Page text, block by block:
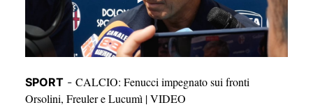
SPORT - CALCIO: Fenucci impegnato sui fronti
Orsolini, Freuler e Lucumì | VIDEO